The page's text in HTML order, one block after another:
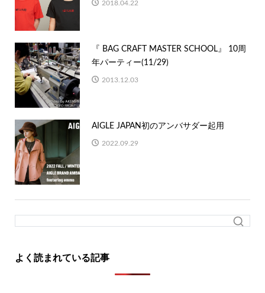
2018.04.22
『 BAG CRAFT MASTER SCHOOL』 10周
年パーティー(11/29)
2013.12.03
AIGLE JAPAN初のアンバサダー起用
2022.09.29
よく読まれている記事